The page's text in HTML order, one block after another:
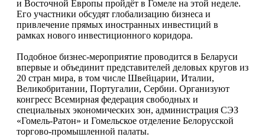
и Восточной Европы пройдёт в Гомеле на этой неделе.
Его участники обсудят глобализацию бизнеса и
привлечение прямых иностранных инвестиций в
рамках нового инвестиционного коридора.
Подобное бизнес-мероприятие проводится в Беларуси
впервые и объединит представителей деловых кругов из
20 стран мира, в том числе Швейцарии, Италии,
Великобритании, Португалии, Сербии. Организуют
конгресс Всемирная федерация свободных и
специальных экономических зон, администрация СЭЗ
«Гомель-Ратон» и Гомельское отделение Белорусской
торгово-промышленной палаты.